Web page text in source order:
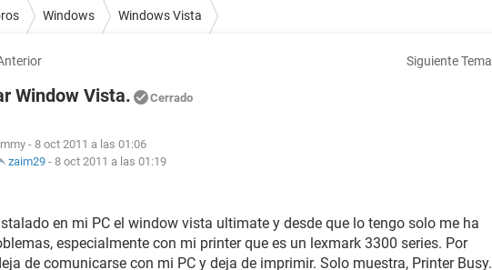
Windows Windows Vista
Siguiente Tema
Window Vista. Cerrado
- 8 oct 2011 a las 01:06
zaim29 - 8 oct 2011 a las 01:19
en mi PC el window vista ultimate y desde que lo tengo solo me ha
especialmente con mi printer que es un lexmark 3300 series. Por
de comunicarse con mi PC y deja de imprimir. Solo muestra, Printer Busy.